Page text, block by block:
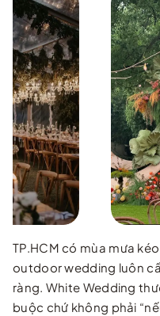
TP.HCM có mùa mưa
outdoor wedding luôn
ràng. White Wedding
buộc chứ không phải